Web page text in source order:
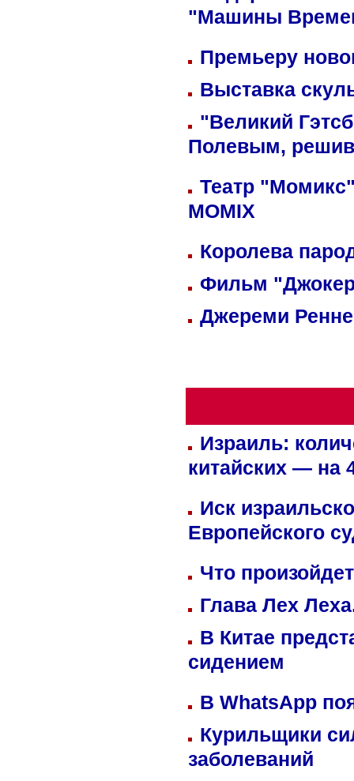
"Машины
Премьеру
Выставка
"Великий
Полевым,
Театр
MOMIX
Королева
Фильм
Джереми
Израиль:
китайских — на
Иск
Европейского
Что
Глава Лех
В Китае
сидением
В WhatsApp
Курильщики
заболеваний